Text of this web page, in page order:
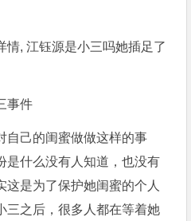
事件
自己的闺蜜做做这样的事
是什么没有人知道，也没有
这是为了保护她闺蜜的个人
三之后，很多人都在等着她